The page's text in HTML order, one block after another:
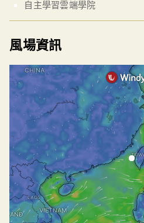
自主學習雲端學院
風場資訊